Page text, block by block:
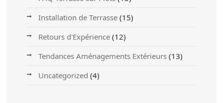
Installation de Terrasse (15)
Retours d'Expérience (12)
Tendances Aménagements Extérieurs (13)
Uncategorized (4)